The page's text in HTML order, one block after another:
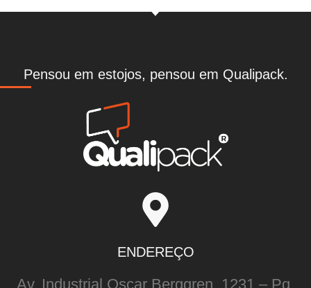
Pensou em estojos, pensou em Qualipack.
ENDEREÇO
Av. Industrial Oscar Berggren, 1231 – Pq.